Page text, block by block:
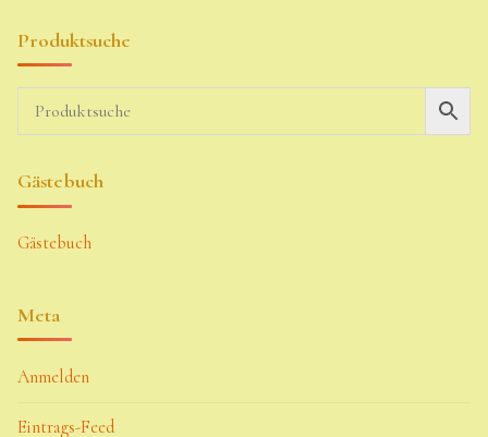
Produktsuche
Gästebuch
Gästebuch
Meta
Anmelden
Eintrags-Feed